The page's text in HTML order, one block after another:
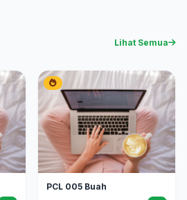
Lihat Semua
PCL 005 Buah